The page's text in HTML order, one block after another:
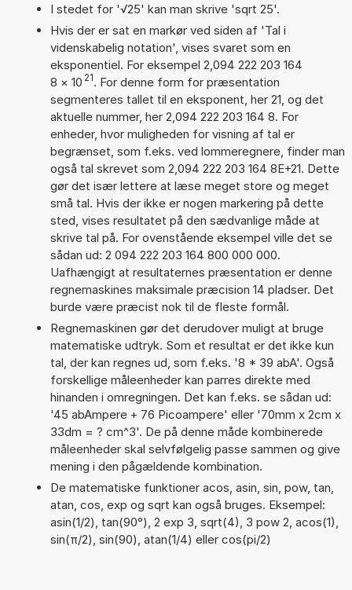
I stedet for '√25' kan man skrive 'sqrt 25'.
Hvis der er sat en markør ved siden af 'Tal i
videnskabelig notation', vises svaret som en
eksponentiel. For eksempel 2,094 222 203 164
8 × 10 21. For denne form for præsentation
segmenteres tallet til en eksponent, her 21, og det
aktuelle nummer, her 2,094 222 203 164 8. For
enheder, hvor muligheden for visning af tal er
begrænset, som f.eks. ved lommeregnere, finder man
også tal skrevet som 2,094 222 203 164 8E+21. Dette
gør det især lettere at læse meget store og meget
små tal. Hvis der ikke er nogen markering på dette
sted, vises resultatet på den sædvanlige måde at
skrive tal på. For ovenstående eksempel ville det se
sådan ud: 2 094 222 203 164 800 000 000.
Uafhængigt at resultaternes præsentation er denne
regnemaskines maksimale præcision 14 pladser. Det
burde være præcist nok til de fleste formål.
Regnemaskinen gør det derudover muligt at bruge
matematiske udtryk. Som et resultat er det ikke kun
tal, der kan regnes ud, som f.eks. '8 * 39 abA'. Også
forskellige måleenheder kan parres direkte med
hinanden i omregningen. Det kan f.eks. se sådan ud:
'45 abAmpere + 76 Picoampere' eller '70mm x 2cm x
33dm = ? cm^3'. De på denne måde kombinerede
måleenheder skal selvfølgelig passe sammen og give
mening i den pågældende kombination.
De matematiske funktioner acos, asin, sin, pow, tan,
atan, cos, exp og sqrt kan også bruges. Eksempel:
asin(1/2), tan(90°), 2 exp 3, sqrt(4), 3 pow 2, acos(1),
sin(π/2), sin(90), atan(1/4) eller cos(pi/2)